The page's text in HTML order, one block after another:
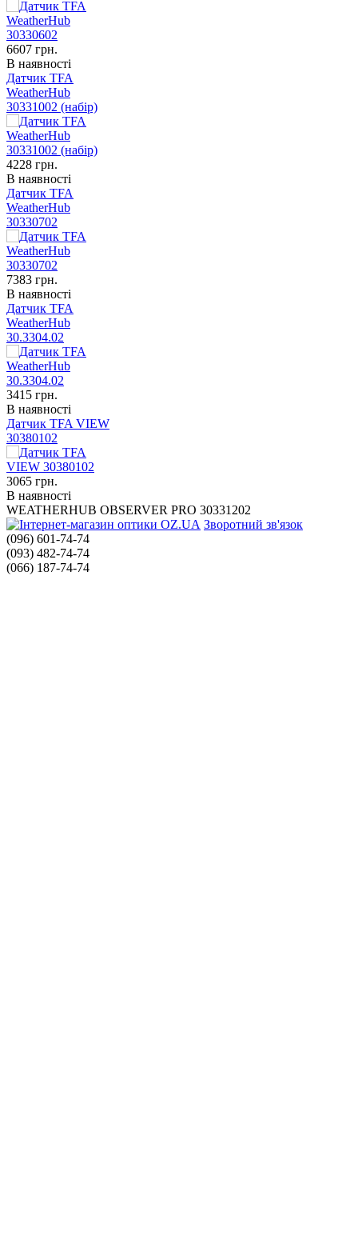
6607 грн.
В наявності
Датчик TFA
WeatherHub
30331002 (набір)
4228 грн.
В наявності
Датчик TFA
WeatherHub
30330702
7383 грн.
В наявності
Датчик TFA
WeatherHub
30.3304.02
3415 грн.
В наявності
Датчик TFA VIEW
30380102
3065 грн.
В наявності
WEATHERHUB OBSERVER PRO 30331202
Зворотний зв'язок
(096) 601-74-74
(093) 482-74-74
(066) 187-74-74